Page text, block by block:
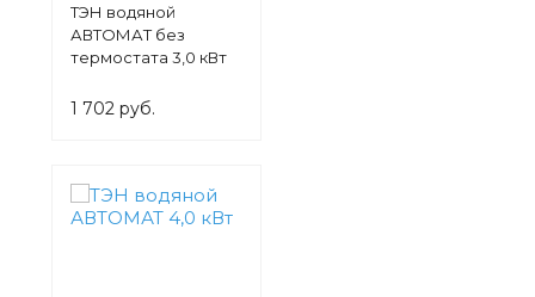
ТЭН водяной
АВТОМАТ без
термостата 3,0 кВт
1 702 руб.